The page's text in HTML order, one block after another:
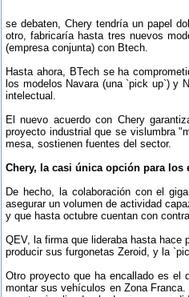
se debaten, Chery tendría un papel
otro, fabricaría hasta tres nuevos
(empresa conjunta) con Btech.
Hasta ahora, BTech se ha
los modelos Navara (una `pick up`) y
intelectual.
El nuevo acuerdo con Chery
proyecto industrial que se vislumbra
mesa, sostienen fuentes del sector.
Chery, la casi única opción para los
De hecho, la colaboración con el
asegurar un volumen de actividad
y que hasta octubre cuentan con
QEV, la firma que lideraba hasta hace
producir sus furgonetas Zeroid, y la
Otro proyecto que ha encallado es el
montar sus vehículos en Zona